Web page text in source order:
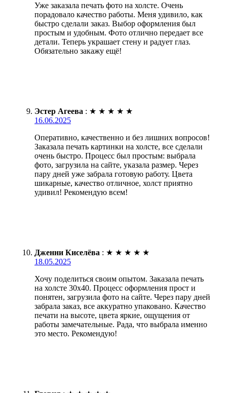
Уже заказала печать фото на холсте. Очень
порадовало качество работы. Меня удивило, как
быстро сделали заказ. Выбор оформления был
простым и удобным. Фото отлично передает все
детали. Теперь украшает стену и радует глаз.
Обязательно закажу ещё!
Эстер Агеева : ★ ★ ★ ★ ★
16.06.2025
Оперативно, качественно и без лишних вопросов!
Заказала печать картинки на холсте, все сделали
очень быстро. Процесс был простым: выбрала
фото, загрузила на сайте, указала размер. Через
пару дней уже забрала готовую работу. Цвета
шикарные, качество отличное, холст приятно
удивил! Рекомендую всем!
Дженни Киселёва : ★ ★ ★ ★ ★
18.05.2025
Хочу поделиться своим опытом. Заказала печать
на холсте 30х40. Процесс оформления прост и
понятен, загрузила фото на сайте. Через пару дней
забрала заказ, все аккуратно упаковано. Качество
печати на высоте, цвета яркие, ощущения от
работы замечательные. Рада, что выбрала именно
это место. Рекомендую!